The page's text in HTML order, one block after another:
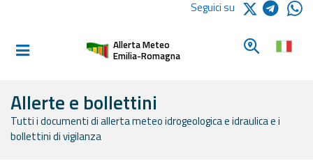
Informati e
Allerte E
Bollettini
Seguici su
Allerta Meteo
Emilia-Romagna
Cerca un
Allerte e bollettini
Tutti i documenti di allerta meteo idrogeologica e idraulica e i
bollettini di vigilanza